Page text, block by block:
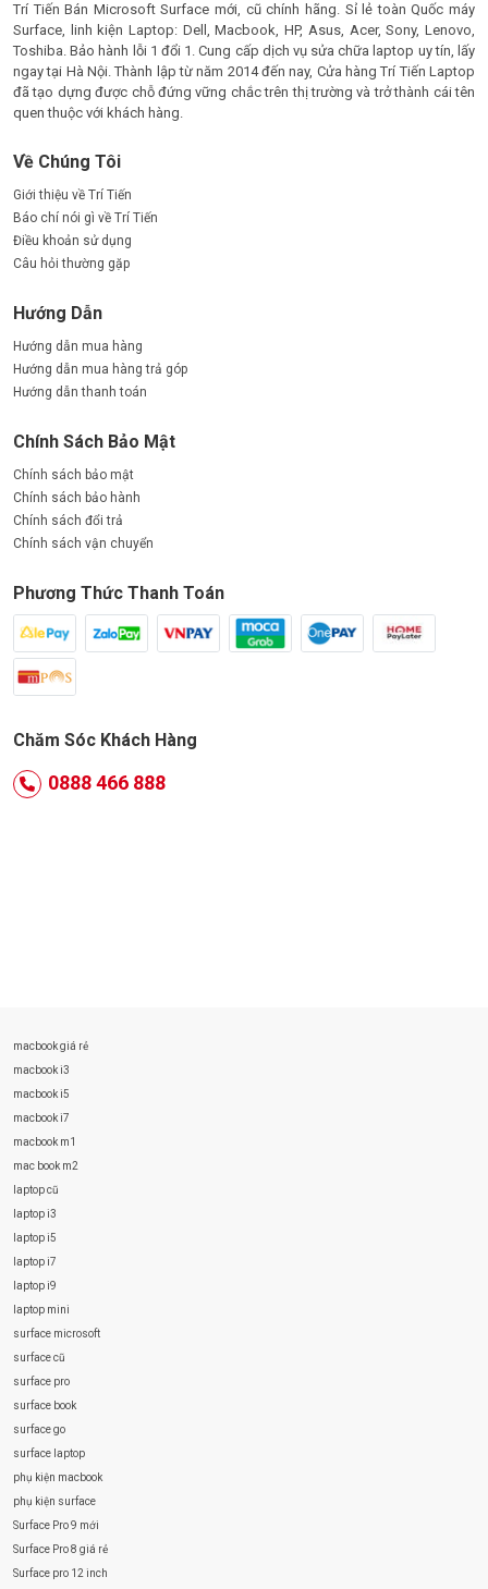
Trí Tiến Bán Microsoft Surface mới, cũ chính hãng. Sỉ lẻ toàn Quốc máy
Surface, linh kiện Laptop: Dell, Macbook, HP, Asus, Acer, Sony, Lenovo,
Toshiba. Bảo hành lỗi 1 đổi 1. Cung cấp dịch vụ sửa chữa laptop uy tín, lấy
ngay tại Hà Nội. Thành lập từ năm 2014 đến nay, Cửa hàng Trí Tiến Laptop
đã tạo dựng được chỗ đứng vững chắc trên thị trường và trở thành cái tên
quen thuộc với khách hàng.
Về Chúng Tôi
Giới thiệu về Trí Tiến
Báo chí nói gì về Trí Tiến
Điều khoản sử dụng
Câu hỏi thường gặp
Hướng Dẫn
Hướng dẫn mua hàng
Hướng dẫn mua hàng trả góp
Hướng dẫn thanh toán
Chính Sách Bảo Mật
Chính sách bảo mật
Chính sách bảo hành
Chính sách đổi trả
Chính sách vận chuyển
Phương Thức Thanh Toán
Chăm Sóc Khách Hàng
0888 466 888
macbook giá rẻ
macbook i3
macbook i5
macbook i7
macbook m1
mac book m2
laptop cũ
laptop i3
laptop i5
laptop i7
laptop i9
laptop mini
surface microsoft
surface cũ
surface pro
surface book
surface go
surface laptop
phụ kiện macbook
phụ kiện surface
Surface Pro 9 mới
Surface Pro 8 giá rẻ
Surface pro 12 inch